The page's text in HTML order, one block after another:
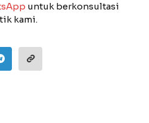
untuk berkonsultasi
kami.